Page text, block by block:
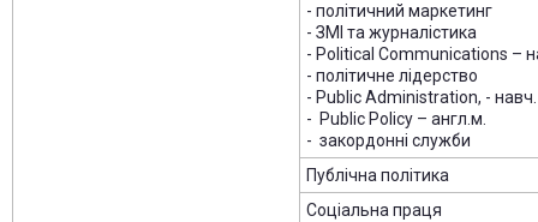
- політичний маркетинг
- ЗМІ та журналістика
- Political Communications –
- політичне лідерство
- Public Administration, -
- Public Policy – англ.м.
- закордонні служби
Публічна політика
Соціальна праця